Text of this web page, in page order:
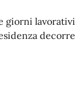
giorni lavorativi
decorre